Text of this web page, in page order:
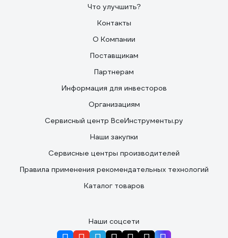
Что улучшить?
Контакты
О Компании
Поставщикам
Партнерам
Информация для инвесторов
Организациям
Сервисный центр ВсеИнструменты.ру
Наши закупки
Сервисные центры производителей
Правила применения рекомендательных технологий
Каталог товаров
Наши соцсети